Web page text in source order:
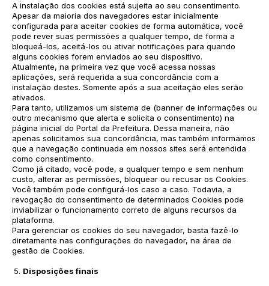
A instalação dos cookies está sujeita ao seu consentimento.
Apesar da maioria dos navegadores estar inicialmente
configurada para aceitar cookies de forma automática, você
pode rever suas permissões a qualquer tempo, de forma a
bloqueá-los, aceitá-los ou ativar notificações para quando
alguns cookies forem enviados ao seu dispositivo.
Atualmente, na primeira vez que você acessa nossas
aplicações, será requerida a sua concordância com a
instalação destes. Somente após a sua aceitação eles serão
ativados.
Para tanto, utilizamos um sistema de (banner de informações ou
outro mecanismo que alerta e solicita o consentimento) na
página inicial do Portal da Prefeitura. Dessa maneira, não
apenas solicitamos sua concordância, mas também informamos
que a navegação continuada em nossos sites será entendida
como consentimento.
Como já citado, você pode, a qualquer tempo e sem nenhum
custo, alterar as permissões, bloquear ou recusar os Cookies.
Você também pode configurá-los caso a caso. Todavia, a
revogação do consentimento de determinados Cookies pode
inviabilizar o funcionamento correto de alguns recursos da
plataforma.
Para gerenciar os cookies do seu navegador, basta fazê-lo
diretamente nas configurações do navegador, na área de
gestão de Cookies.
Disposições finais